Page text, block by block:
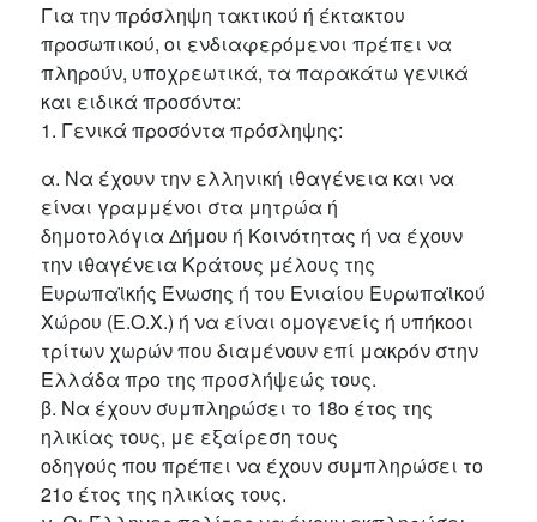
Για την πρόσληψη τακτικού ή έκτακτου
προσωπικού, οι ενδιαφερόμενοι πρέπει να
πληρούν, υποχρεωτικά, τα παρακάτω γενικά
και ειδικά προσόντα:
1. Γενικά προσόντα πρόσληψης:
α. Να έχουν την ελληνική ιθαγένεια και να
είναι γραμμένοι στα μητρώα ή
δημοτολόγια Δήμου ή Κοινότητας ή να έχουν
την ιθαγένεια Κράτους μέλους της
Ευρωπαϊκής Ένωσης ή του Ενιαίου Ευρωπαϊκού
Χώρου (Ε.Ο.Χ.) ή να είναι ομογενείς ή υπήκοοι
τρίτων χωρών που διαμένουν επί μακρόν στην
Ελλάδα προ της προσλήψεώς τους.
β. Να έχουν συμπληρώσει το 18ο έτος της
ηλικίας τους, με εξαίρεση τους
οδηγούς που πρέπει να έχουν συμπληρώσει το
21ο έτος της ηλικίας τους.